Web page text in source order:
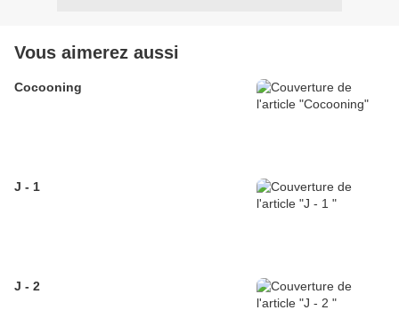
Vous aimerez aussi
Cocooning
J - 1
J - 2